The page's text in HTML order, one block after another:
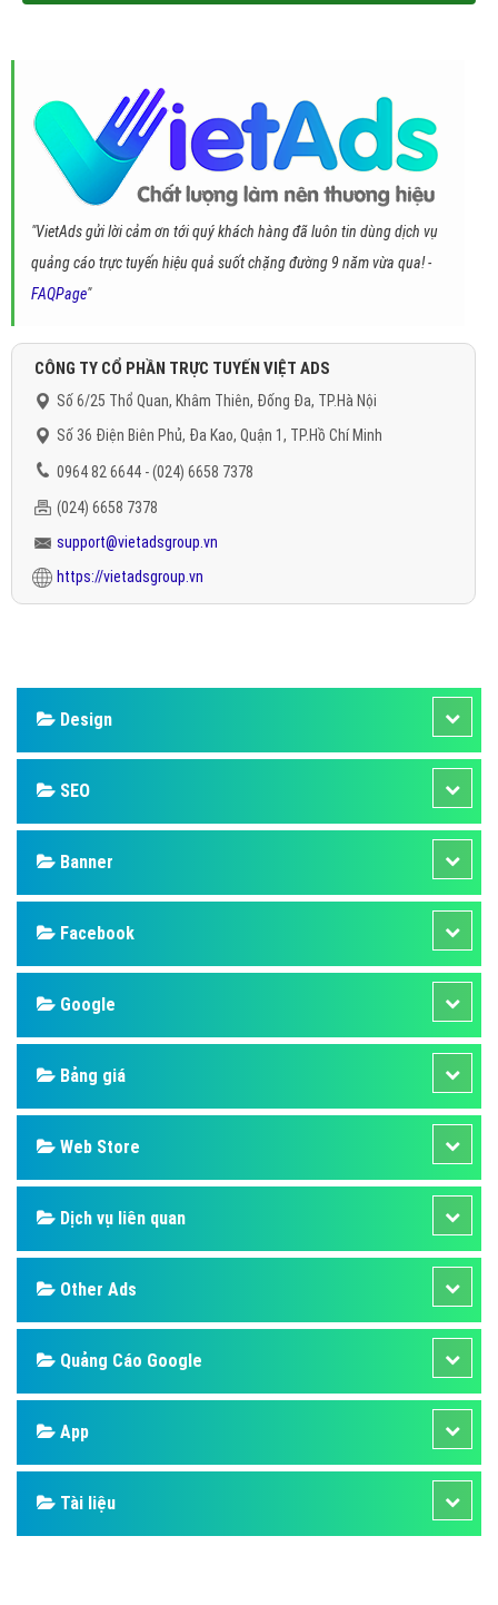
"VietAds gửi lời cảm ơn tới quý khách hàng đã luôn tin dùng dịch vụ
quảng cáo trực tuyến hiệu quả suốt chặng đường 9 năm vừa qua! -
FAQPage"
CÔNG TY CỔ PHẦN TRỰC TUYẾN VIỆT ADS
Số 6/25 Thổ Quan, Khâm Thiên, Đống Đa, TP.Hà Nội
Số 36 Điện Biên Phủ, Đa Kao, Quận 1, TP.Hồ Chí Minh
0964 82 6644 - (024) 6658 7378
(024) 6658 7378
support@vietadsgroup.vn
https://vietadsgroup.vn
Design
SEO
Banner
Facebook
Google